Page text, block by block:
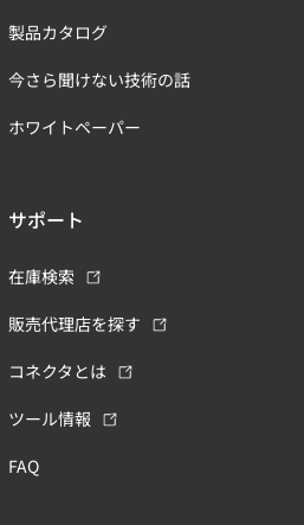
製品カタログ
今さら聞けない技術の話
ホワイトペーパー
サポート
在庫検索
販売代理店を探す
コネクタとは
ツール情報
FAQ